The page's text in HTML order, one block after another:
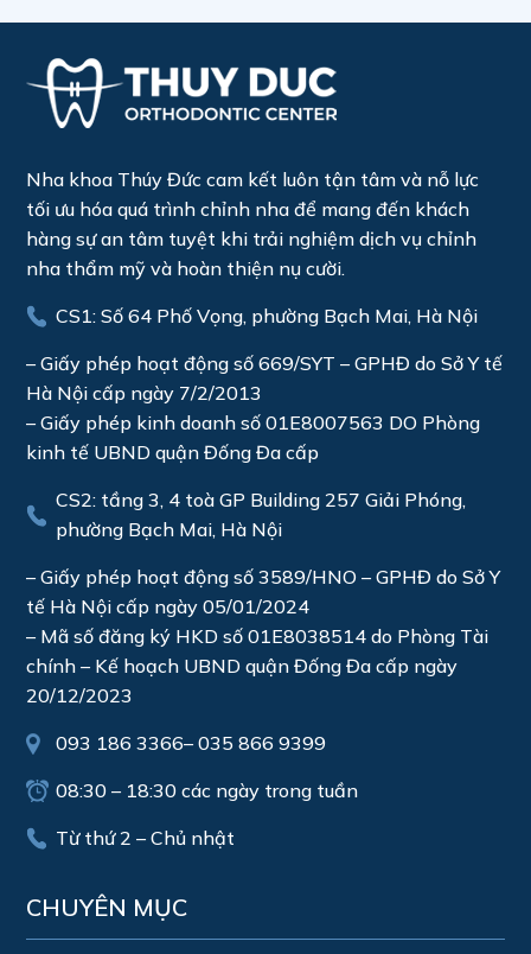
Nha khoa Thúy Đức cam kết luôn tận tâm và nỗ lực
tối ưu hóa quá trình chỉnh nha để mang đến khách
hàng sự an tâm tuyệt khi trải nghiệm dịch vụ chỉnh
nha thẩm mỹ và hoàn thiện nụ cười.
CS1: Số 64 Phố Vọng, phường Bạch Mai, Hà Nội
– Giấy phép hoạt động số 669/SYT – GPHĐ do Sở Y tế
Hà Nội cấp ngày 7/2/2013
– Giấy phép kinh doanh số 01E8007563 DO Phòng
kinh tế UBND quận Đống Đa cấp
CS2: tầng 3, 4 toà GP Building 257 Giải Phóng,
phường Bạch Mai, Hà Nội
– Giấy phép hoạt động số 3589/HNO – GPHĐ do Sở Y
tế Hà Nội cấp ngày 05/01/2024
– Mã số đăng ký HKD số 01E8038514 do Phòng Tài
chính – Kế hoạch UBND quận Đống Đa cấp ngày
20/12/2023
093 186 3366–035 866 9399
08:30 – 18:30 các ngày trong tuần
Từ thứ 2 – Chủ nhật
CHUYÊN MỤC